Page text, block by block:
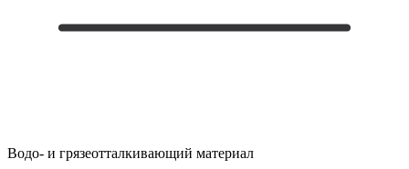
Водо- и грязеотталкивающий материал